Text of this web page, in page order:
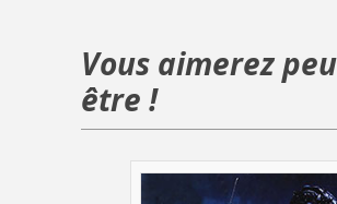
Vous aimerez
être !